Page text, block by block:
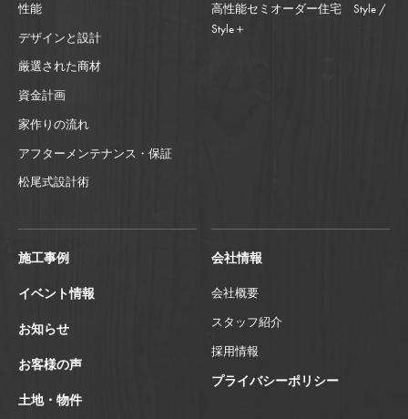
性能
デザインと設計
厳選された商材
資金計画
家作りの流れ
アフターメンテナンス・保証
松尾式設計術
高性能セミオーダー住宅 Style /
Style＋
施工事例
イベント情報
お知らせ
お客様の声
土地・物件
会社情報
会社概要
スタッフ紹介
採用情報
プライバシーポリシー